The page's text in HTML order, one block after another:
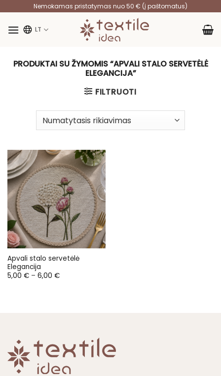
content
Nemokamas pristatymas nuo 50 € (į paštomatus)
LT
PRODUKTAI SU ŽYMOMIS “APVALI STALO SERVETĖLĖ
ELEGANCIJA”
FILTRUOTI
Apvali stalo servetėlė
Elegancija
5,00 € – 6,00 €Price